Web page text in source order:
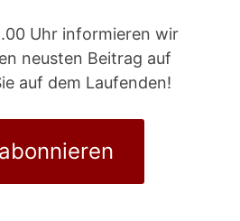
Uhr informieren wir
neusten Beitrag auf
auf dem Laufenden!